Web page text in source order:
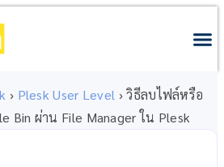
› Plesk User Level ›วิธีลบไฟล์หรือ
Bin ผ่าน File Manager ใน Plesk